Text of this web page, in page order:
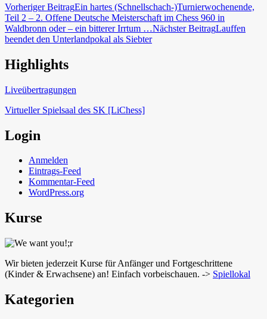
Beitragsnavigation
Vorheriger BeitragEin hartes (Schnellschach-)Turnierwochenende,
Teil 2 – 2. Offene Deutsche Meisterschaft im Chess 960 in
Waldbronn oder – ein bitterer Irrtum …Nächster BeitragLauffen
beendet den Unterlandpokal als Siebter
Schach in Lauffen
Highlights
Liveübertragungen
Virtueller Spielsaal des SK [LiChess]
Login
Anmelden
Eintrags-Feed
Kommentar-Feed
WordPress.org
Kurse
Wir bieten jederzeit Kurse für Anfänger und Fortgeschrittene
(Kinder & Erwachsene) an! Einfach vorbeischauen. -> Spiellokal
Kategorien